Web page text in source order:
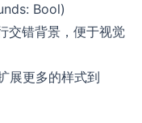
Bool)
交错背景，便于视觉
展更多的样式到